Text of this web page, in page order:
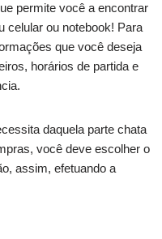
permite você a encontrar
celular ou notebook! Para
que você deseja
horários de partida e
daquela parte chata
você deve escolher o
assim, efetuando a